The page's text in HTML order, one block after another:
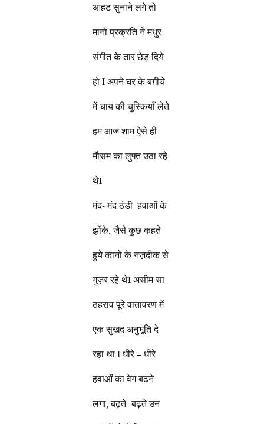
आहट सुनाने लगे तो
मानो प्रक्रति ने मधुर
संगीत के तार छेड़ दिये
हो I अपने घर के बग़ीचे
में चाय की चुस्कियाँ लेते
हम आज शाम ऐसे ही
मौसम का लुफ्त उठा रहे
थेI
मंद- मंद ठंडी हवाओं के
झोंके, जैसे कुछ कहते
हुये कानों के नज़दीक से
गुज़र रहे थेI असीम सा
ठहराव पूरे वातावरण में
एक सुखद अनुभूति दे
रहा था I धीरे – धीरे
हवाओं का वेग बढ़ने
लगा, बढ़ते- बढ़ते उन